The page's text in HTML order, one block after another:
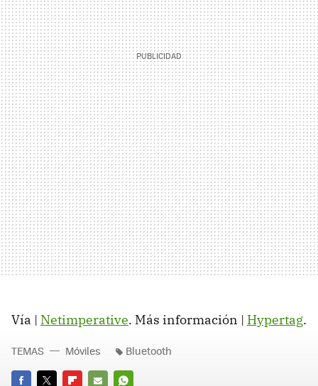
Vía | Netimperative. Más información | Hypertag.
TEMAS Móviles Bluetooth